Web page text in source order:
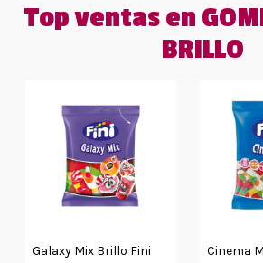
Top ventas en
BRILLO
Galaxy Mix Brillo Fini
Cinema